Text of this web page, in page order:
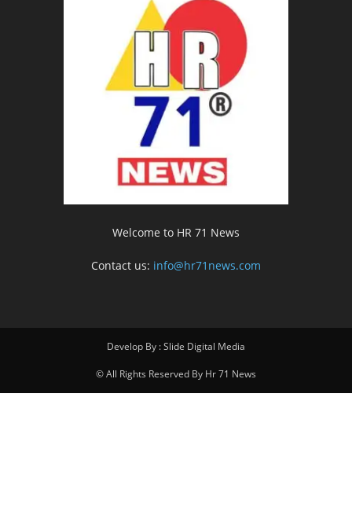
Welcome to HR 71 News
Contact us: info@hr71news.com
Develop By : Slide Digital Media
© All Rights Reserved By Hr 71 News